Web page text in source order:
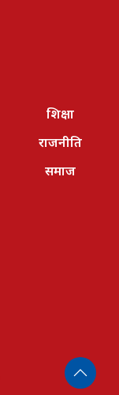
शिक्षा
राजनीति
समाज